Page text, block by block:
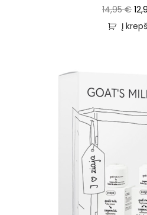
14,95€
Į